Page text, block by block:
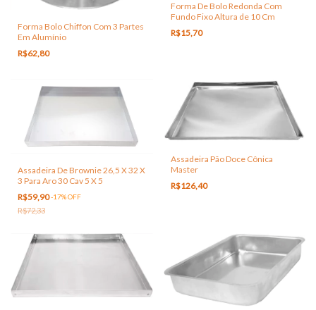
Forma Bolo Chiffon Com 3 Partes
Em Alumínio
R$62,80
Forma De Bolo Redonda Com
Fundo Fixo Altura de 10 Cm
R$15,70
Assadeira De Brownie 26,5 X 32 X
3 Para Aro 30 Cav 5 X 5
R$59,90-17%OFF
R$72,33
Assadeira Pão Doce Cônica
Master
R$126,40